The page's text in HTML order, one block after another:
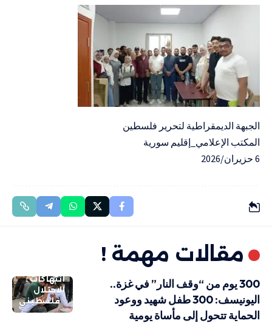
الجبهة الديمقراطية لتحرير فلسطين
المكتب الإعلامي_إقليم سورية
6 حزيران/2026
مقالات مهمة !
انتهاكات
الاحتلال
فلسطيني
300 يوم من “وقف النار” في غزة..
اليونيسف: 300 طفل شهيد ووعود
الحماية تتحول إلى مأساة يومية